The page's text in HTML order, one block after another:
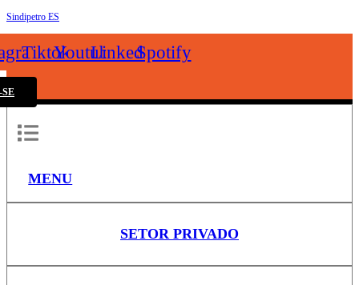
Sindipetro ES
TiktokYoutubeLinkedinSpotify
MENU
SETOR PRIVADO